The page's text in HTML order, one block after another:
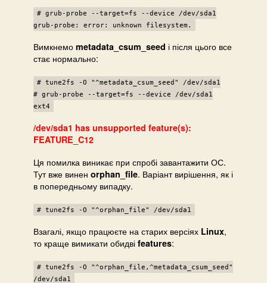
# grub-probe --target=fs --device /dev/sda1
grub-probe: error: unknown filesystem.
Вимкнемо metadata_csum_seed і після цього все
стає нормально:
# tune2fs -O "^metadata_csum_seed" /dev/sda1
# grub-probe --target=fs --device /dev/sda1
ext4
/dev/sda1 has unsupported feature(s):
FEATURE_C12
Ця помилка виникає при спробі завантажити ОС.
Тут вже винен orphan_file. Варіант вирішення, як і
в попередньому випадку.
# tune2fs -O "^orphan_file" /dev/sda1
Взагалі, якщо працюєте на старих версіях Linux,
то краще вимикати обидві features:
# tune2fs -O "^orphan_file,^metadata_csum_seed"
/dev/sda1